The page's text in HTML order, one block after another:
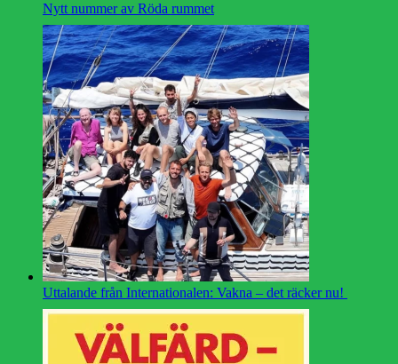
Nytt nummer av Röda rummet
Uttalande från Internationalen: Vakna – det räcker nu!